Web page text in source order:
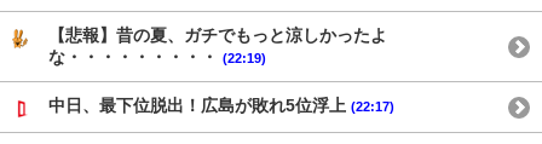
【悲報】昔の夏、ガチでもっと涼しかったよ
な・・・・・・・・・
(22:19)
中日、最下位脱出！広島が敗れ5位浮上 (22:17)